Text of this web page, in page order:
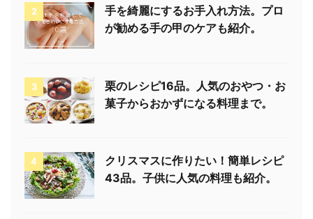
2
手を綺麗にするお手入れ方法。プロ
が勧める手の甲のケアも紹介。
3
栗のレシピ16品。人気のおやつ・お
菓子からおかずになる料理まで。
4
クリスマスに作りたい！簡単レシピ
43品。子供に人気の料理も紹介。